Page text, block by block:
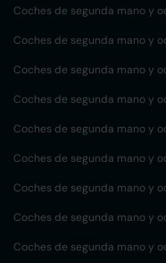
Coches de segunda mano y
Coches de segunda mano y
Coches de segunda mano y
Coches de segunda mano y
Coches de segunda mano y
Coches de segunda mano y
Coches de segunda mano y
Coches de segunda mano y
Coches de segunda mano y